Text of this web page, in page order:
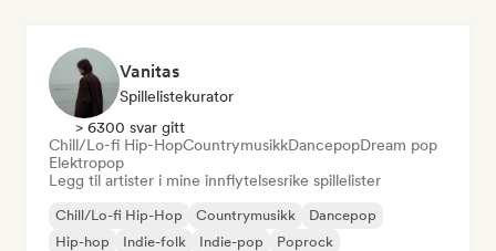
Vanitas
Spillelistekurator
> 6300 svar gitt
Chill/Lo-fi Hip-HopCountrymusikkDancepopDream pop
Elektropop
Legg til artister i mine innflytelsesrike spillelister
Chill/Lo-fi Hip-Hop Countrymusikk
Dancepop
Hip-hop
Indie-folk Indie-pop
Poprock